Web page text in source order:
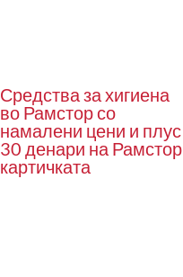
Средства за хигиена
во Рамстор со
намалени цени и плус
30 денари на Рамстор
картичката